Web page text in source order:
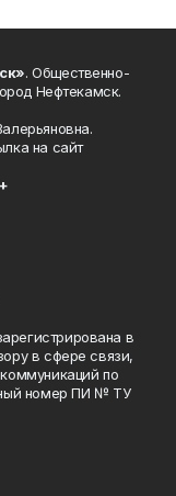
. Общественно-
Нефтекамск.
на сайт
в
в сфере связи,
по
номер ПИ № ТУ